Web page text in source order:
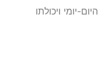
יומי ויכולתו